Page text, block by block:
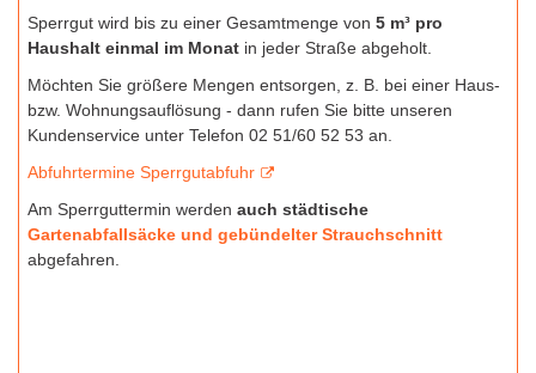
Sperrgut wird bis zu einer Gesamtmenge von 5 m³ pro
Haushalt einmal im Monat in jeder Straße abgeholt.
Möchten Sie größere Mengen entsorgen, z. B. bei einer Haus-
bzw. Wohnungsauflösung - dann rufen Sie bitte unseren
Kundenservice unter Telefon 02 51/60 52 53 an.
Abfuhrtermine Sperrgutabfuhr
Am Sperrguttermin werden auch städtische
Gartenabfallsäcke und gebündelter Strauchschnitt
abgefahren.